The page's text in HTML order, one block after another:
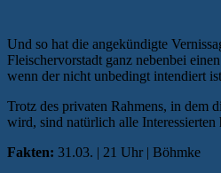
Und so hat die angekündigte
Fleischervorstadt ganz nebenbei
wenn der nicht unbedingt intendiert
Trotz des privaten Rahmens, in dem
wird, sind natürlich alle Interessierten
Fakten: 31.03. | 21 Uhr | Böhmke